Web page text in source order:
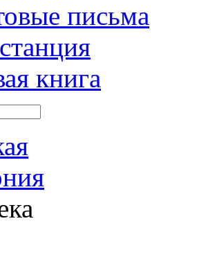
письма
книга